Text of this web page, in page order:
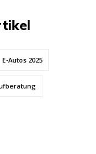
E-Autos 2025